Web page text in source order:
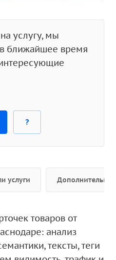
услугу, мы
ближайшее время
?
услуги Дополнительно
товаров от
анализ
тексты, теги